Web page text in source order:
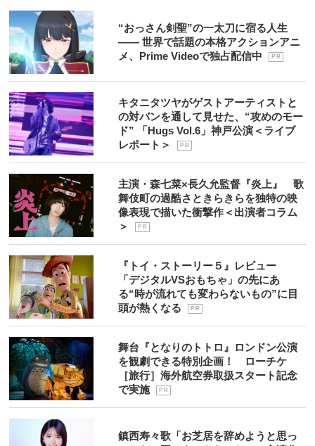
“おっさん剣聖”の一太刀に宿る人生
―― 世界で話題の本格アクションアニ
メ、Prime Videoで独占配信中
P R
キタニタツヤがゲストアーティストと
の対バンを通して見せた、“攻めのモー
ド” 「Hugs Vol.6」神戸公演＜ライブ
レポート＞
P R
主演・森七菜×長久允監督『炎上』 歌
舞伎町の過酷さときらきらを独特の映
像表現で描いた衝撃作＜出演者コラム
＞
P R
『トイ・ストーリー５』レビュー
「デジタルVSおもちゃ」の先にあ
る“時が流れても変わらないもの”に目
頭が熱くなる
P R
舞台『となりのトトロ』ロンドン公演
を観劇できる特別企画！ ローチケ
［旅行］海外航空券取扱スタート記念
で実施
P R
鎮西寿々歌「お芝居を辞めようと思っ